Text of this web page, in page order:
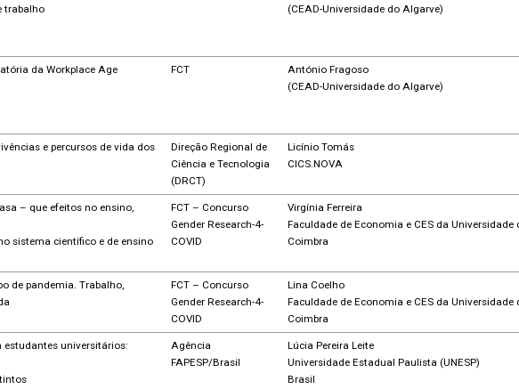
trabalho
(CEAD-Universidade do Algarve)
da Workplace Age
FCT
António Fragoso
(CEAD-Universidade do Algarve)
e percursos de vida dos
Direção Regional de
Ciência e Tecnologia
(DRCT)
Licínio Tomás
CICS.NOVA
– que efeitos no ensino,
sistema científico e de ensino
FCT – Concurso
Gender Research-4-
COVID
Virgínia Ferreira
Faculdade de Economia e CES da Universidade
Coimbra
de pandemia. Trabalho,
FCT – Concurso
Gender Research-4-
COVID
Lina Coelho
Faculdade de Economia e CES da Universidade
Coimbra
estudantes universitários:
Agência
FAPESP/Brasil
Lúcia Pereira Leite
Universidade Estadual Paulista (UNESP)
Brasil